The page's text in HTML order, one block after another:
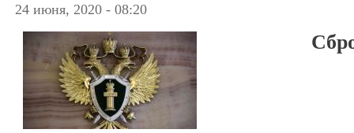
24 июня, 2020 - 08:20